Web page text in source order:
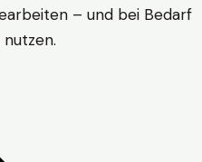
– und bei Bedarf